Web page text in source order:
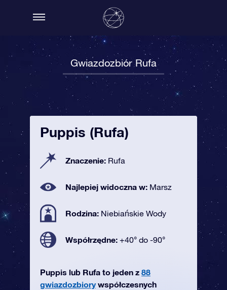
Gwiazdozbiór Rufa
Puppis (Rufa)
Znaczenie: Rufa
Najlepiej widoczna w: Marsz
Rodzina: Niebiańskie Wody
Współrzędne: +40° do -90°
Puppis lub Rufa to jeden z 88
gwiazdozbiorywspółczesnych